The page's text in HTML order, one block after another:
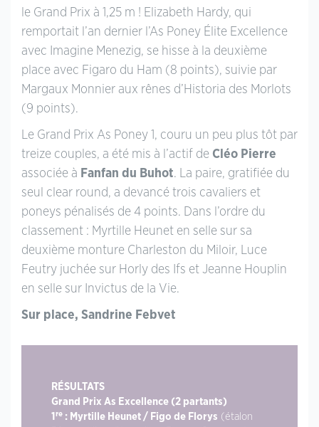
le Grand Prix à 1,25 m ! Elizabeth Hardy, qui
remportait l’an dernier l’As Poney Élite Excellence
avec Imagine Menezig, se hisse à la deuxième
place avec Figaro du Ham (8 points), suivie par
Margaux Monnier aux rênes d’Historia des Morlots
(9 points).
Le Grand Prix As Poney 1, couru un peu plus tôt par
treize couples, a été mis à l’actif de Cléo Pierre
associée à Fanfan du Buhot. La paire, gratifiée du
seul clear round, a devancé trois cavaliers et
poneys pénalisés de 4 points. Dans l’ordre du
classement : Myrtille Heunet en selle sur sa
deuxième monture Charleston du Miloir, Luce
Feutry juchée sur Horly des Ifs et Jeanne Houplin
en selle sur Invictus de la Vie.
Sur place, Sandrine Febvet
RÉSULTATS
Grand Prix As Excellence (2 partants)
1 re : Myrtille Heunet / Figo de Florys (étalon